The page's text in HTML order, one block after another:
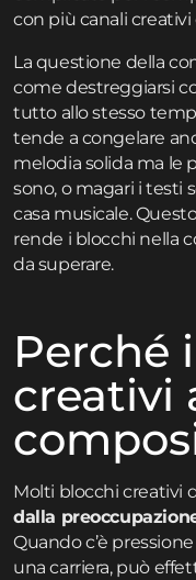
con più canali
La questione della
come destreggiarsi
tutto allo stesso
tende a congelare
melodia solida ma le
sono, o magari i testi
casa musicale.
rende i blocchi nella
da superare.
Perché
creativi
Molti blocchi creativi
dalla
Quando c’è
una carriera, può